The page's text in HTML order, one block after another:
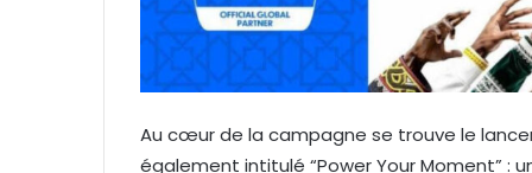
Au cœur de la campagne se trouve le
également intitulé “Power Your Moment” :